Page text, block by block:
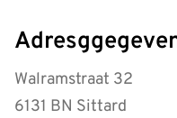
Walramstraat 32
6131 BN Sittard